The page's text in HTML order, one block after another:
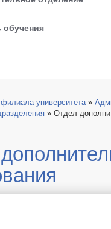
обучения
университета »
»Отдел